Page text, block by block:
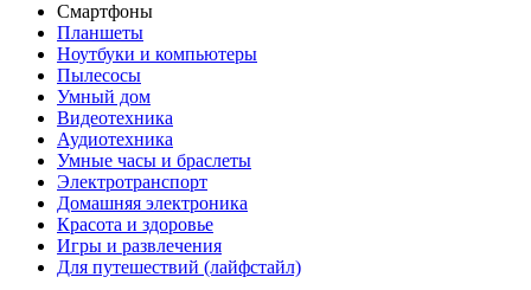
Смартфоны
Планшеты
Ноутбуки и компьютеры
Пылесосы
Умный дом
Видеотехника
Аудиотехника
Умные часы и браслеты
Электротранспорт
Домашняя электроника
Красота и здоровье
Игры и развлечения
Для путешествий (лайфстайл)